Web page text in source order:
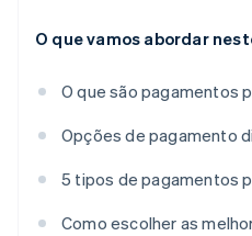
O que vamos abordar
O que são pagamentos
Opções de pagamento
5 tipos de pagamentos
Como escolher as